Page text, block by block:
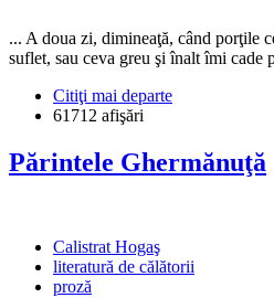
... A doua zi, dimineaţă, când porţile
suflet, sau ceva greu şi înalt îmi cade
Citiţi mai departe
61712 afişări
Părintele Ghermănuţă
Calistrat Hogaş
literatură de călătorii
proză